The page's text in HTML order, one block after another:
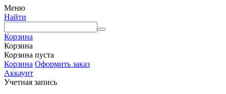
Меню
Найти
Корзина
Корзина
Корзина пуста
Корзина Оформить заказ
Аккаунт
Учетная запись